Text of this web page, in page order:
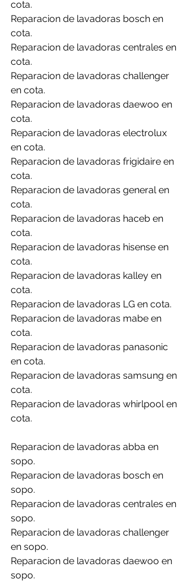
cota.
Reparacion de lavadoras bosch en
cota.
Reparacion de lavadoras centrales en
cota.
Reparacion de lavadoras challenger
en cota.
Reparacion de lavadoras daewoo en
cota.
Reparacion de lavadoras electrolux
en cota.
Reparacion de lavadoras frigidaire en
cota.
Reparacion de lavadoras general en
cota.
Reparacion de lavadoras haceb en
cota.
Reparacion de lavadoras hisense en
cota.
Reparacion de lavadoras kalley en
cota.
Reparacion de lavadoras LG en cota.
Reparacion de lavadoras mabe en
cota.
Reparacion de lavadoras panasonic
en cota.
Reparacion de lavadoras samsung en
cota.
Reparacion de lavadoras whirlpool en
cota.
Reparacion de lavadoras abba en
sopo.
Reparacion de lavadoras bosch en
sopo.
Reparacion de lavadoras centrales en
sopo.
Reparacion de lavadoras challenger
en sopo.
Reparacion de lavadoras daewoo en
sopo.